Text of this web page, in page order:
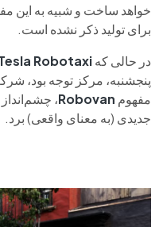
خواهد ساخت و شبیه به این
برای تولید ذکر نشده است.
در حالی کهRobotaxi
پنجشنبه، مرکز توجه بود،
مفهوم Robovan،
جدیدی (به معنای واقعی) برد.